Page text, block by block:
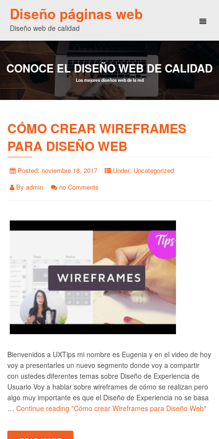
Diseño páginas web
Diseño web de calidad
CONOCE EL DISEÑO WEB DE CALIDAD
Los mejores diseños web de la red
CÓMO CREAR WIREFRAMES
PARA DISEÑO WEB
Posted: noviembre 18, 2017 Under: Uncategorized
By admin no Comments
Bienvenidos a UXTips mi nombre es Eugenia y en el video de hoy
voy a presentarles un nuevo segmento donde voy a compartir
con ustedes diferentes temas sobre Diseño de Experiencia de
Usuario Voy a hablar sobre wireframes de cómo se realizan pero
algo muy importante es que el Diseño de Experiencia no se basa
… Continue reading "Cómo crear Wireframes para Diseño Web"